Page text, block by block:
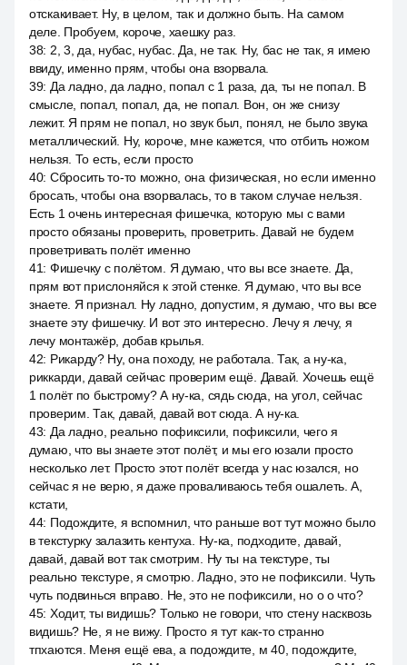
отскакивает. Ну, в целом, так и должно быть. На самом
деле. Пробуем, короче, хаешку раз.
38: 2, 3, да, нубас, нубас. Да, не так. Ну, бас не так, я имею
ввиду, именно прям, чтобы она взорвала.
39: Да ладно, да ладно, попал с 1 раза, да, ты не попал. В
смысле, попал, попал, да, не попал. Вон, он же снизу
лежит. Я прям не попал, но звук был, понял, не было звука
металлический. Ну, короче, мне кажется, что отбить ножом
нельзя. То есть, если просто
40: Сбросить то-то можно, она физическая, но если именно
бросать, чтобы она взорвалась, то в таком случае нельзя.
Есть 1 очень интересная фишечка, которую мы с вами
просто обязаны проверить, проветрить. Давай не будем
проветривать полёт именно
41: Фишечку с полётом. Я думаю, что вы все знаете. Да,
прям вот прислоняйся к этой стенке. Я думаю, что вы все
знаете. Я признал. Ну ладно, допустим, я думаю, что вы все
знаете эту фишечку. И вот это интересно. Лечу я лечу, я
лечу монтажёр, добав крылья.
42: Рикарду? Ну, она походу, не работала. Так, а ну-ка,
риккарди, давай сейчас проверим ещё. Давай. Хочешь ещё
1 полёт по быстрому? А ну-ка, сядь сюда, на угол, сейчас
проверим. Так, давай, давай вот сюда. А ну-ка.
43: Да ладно, реально пофиксили, пофиксили, чего я
думаю, что вы знаете этот полёт, и мы его юзали просто
несколько лет. Просто этот полёт всегда у нас юзался, но
сейчас я не верю, я даже проваливаюсь тебя ошалеть. А,
кстати,
44: Подождите, я вспомнил, что раньше вот тут можно было
в текстурку залазить кентуха. Ну-ка, подходите, давай,
давай, давай вот так смотрим. Ну ты на текстуре, ты
реально текстуре, я смотрю. Ладно, это не пофиксили. Чуть
чуть подвинься вправо. Не, это не пофиксили, но o o что?
45: Ходит, ты видишь? Только не говори, что стену насквозь
видишь? Не, я не вижу. Просто я тут как-то странно
тпхаются. Меня ещё ева, а подождите, м 40, подождите,